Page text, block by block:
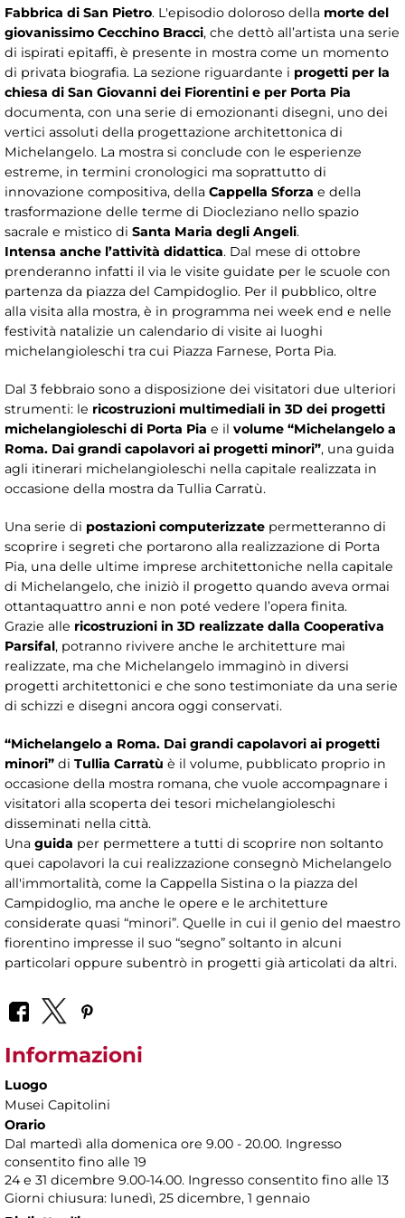
Fabbrica di San Pietro. L'episodio doloroso della morte del
giovanissimo Cecchino Bracci, che dettò all’artista una serie
di ispirati epitaffi, è presente in mostra come un momento
di privata biografia. La sezione riguardante i progetti per la
chiesa di San Giovanni dei Fiorentini e per Porta Pia
documenta, con una serie di emozionanti disegni, uno dei
vertici assoluti della progettazione architettonica di
Michelangelo. La mostra si conclude con le esperienze
estreme, in termini cronologici ma soprattutto di
innovazione compositiva, della Cappella Sforza e della
trasformazione delle terme di Diocleziano nello spazio
sacrale e mistico di Santa Maria degli Angeli.
Intensa anche l’attività didattica. Dal mese di ottobre
prenderanno infatti il via le visite guidate per le scuole con
partenza da piazza del Campidoglio. Per il pubblico, oltre
alla visita alla mostra, è in programma nei week end e nelle
festività natalizie un calendario di visite ai luoghi
michelangioleschi tra cui Piazza Farnese, Porta Pia.
Dal 3 febbraio sono a disposizione dei visitatori due ulteriori
strumenti: le ricostruzioni multimediali in 3D dei progetti
michelangioleschi di Porta Pia e il volume “Michelangelo a
Roma. Dai grandi capolavori ai progetti minori”, una guida
agli itinerari michelangioleschi nella capitale realizzata in
occasione della mostra da Tullia Carratù.
Una serie di postazioni computerizzate permetteranno di
scoprire i segreti che portarono alla realizzazione di Porta
Pia, una delle ultime imprese architettoniche nella capitale
di Michelangelo, che iniziò il progetto quando aveva ormai
ottantaquattro anni e non poté vedere l’opera finita.
Grazie alle ricostruzioni in 3D realizzate dalla Cooperativa
Parsifal, potranno rivivere anche le architetture mai
realizzate, ma che Michelangelo immaginò in diversi
progetti architettonici e che sono testimoniate da una serie
di schizzi e disegni ancora oggi conservati.
“Michelangelo a Roma. Dai grandi capolavori ai progetti
minori” di Tullia Carratù è il volume, pubblicato proprio in
occasione della mostra romana, che vuole accompagnare i
visitatori alla scoperta dei tesori michelangioleschi
disseminati nella città.
Una guida per permettere a tutti di scoprire non soltanto
quei capolavori la cui realizzazione consegnò Michelangelo
all'immortalità, come la Cappella Sistina o la piazza del
Campidoglio, ma anche le opere e le architetture
considerate quasi “minori”. Quelle in cui il genio del maestro
fiorentino impresse il suo “segno” soltanto in alcuni
particolari oppure subentrò in progetti già articolati da altri.
Informazioni
Luogo
Musei Capitolini
Orario
Dal martedì alla domenica ore 9.00 - 20.00. Ingresso
consentito fino alle 19
24 e 31 dicembre 9.00-14.00. Ingresso consentito fino alle 13
Giorni chiusura: lunedì, 25 dicembre, 1 gennaio